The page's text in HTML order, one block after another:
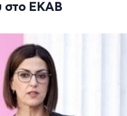
στο ΕΚΑΒ